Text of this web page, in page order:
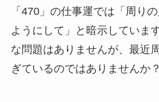
「470」の仕事運では「周り
ようにして」と暗示していま
な問題はありませんが、最近
ぎているのではありませんか？